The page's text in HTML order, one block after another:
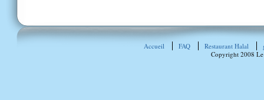
Accueil FAQ Restaurant Halal
Copyright 2008